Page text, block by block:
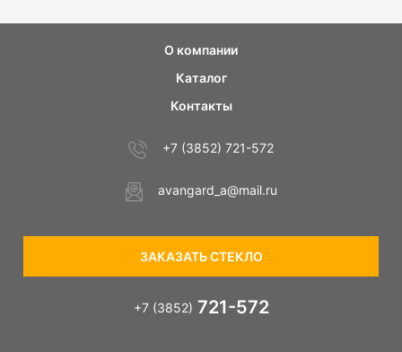
О компании
Каталог
Контакты
+7 (3852) 721-572
avangard_a@mail.ru
ЗАКАЗАТЬ СТЕКЛО
+7 (3852) 721-572